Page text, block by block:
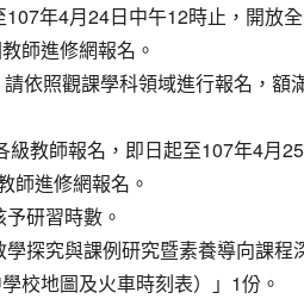
年4月24日中午12時止，開放
師進修網報名。
依照觀課學科領域進行報名，額
教師報名，即日起至107年4月
師進修網報名。
研習時數。
探究與課例研究暨素養導向課程
校地圖及火車時刻表）」1份。